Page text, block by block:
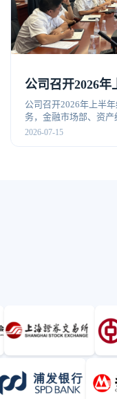
公司召开2026
公司召开2026年上半
务，金融市场部、资
2026-07-15